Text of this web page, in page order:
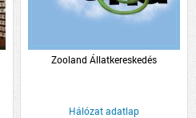
Zooland Állatkereskedés
Hálózat adatlap